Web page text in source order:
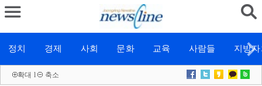
정치 경제 사회 문화 교육 사람들 지방
확대 l 축소